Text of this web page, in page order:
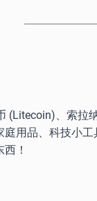
、索拉
用品、科技小
！